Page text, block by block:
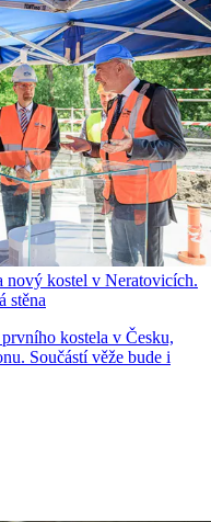
nový kostel v Neratovicích.
stěna
kostela v Česku,
Součástí věže bude i